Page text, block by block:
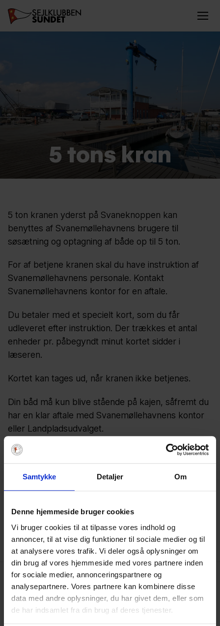
Samtykke Detaljer Om
Denne hjemmeside bruger cookies
Vi bruger cookies til at tilpasse vores indhold og
annoncer, til at vise dig funktioner til sociale medier og til
at analysere vores trafik. Vi deler også oplysninger om
din brug af vores hjemmeside med vores partnere inden
for sociale medier, annonceringspartnere og
analysepartnere. Vores partnere kan kombinere disse
data med andre oplysninger, du har givet dem, eller som
de har indsamlet fra din brug af deres tjenester.
5 tons kran
5 ton kranen yderst på Svaneknoppen kan
benyttes af Svanemøllehavnens brugere til
søsætning og optagning af både op til 5 ton.
For af betjene kranen skal du have instruktion af
Svanemøllehavnens personale. Kontakt
Svanemøllehavnens kontor for en aftale.
Du betaler med et specielt kort, som du får
udleveret efter instruktion. Der trækkes et antal
enheder pr. påbegyndt minut kortet sidder i
læseren.
Kortet kan tages ud, når kranen ikke betjenes.
Din båd må kun blive stående på kajen, såfremt du
har en klar aftale med Svanemøllehavnens kontor
eller Landpladsudvalget.
Kajen foran kranen skal friholdes, således at man
hurtigt kan komme til kranen. Du må ikke forlade
båden medens den ligger her, uden du har en klar
aftale med pladsudvalget eller Svanemøllehavnen.
SEJKLUBBEN SUNDET